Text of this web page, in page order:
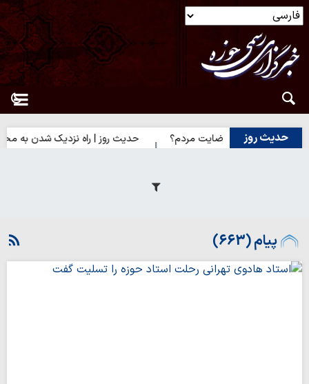
حدیث روز
خدا یا رضایت مردم؟ حدیث روز | راه نزدیک شدن به محبت
پیام (663)